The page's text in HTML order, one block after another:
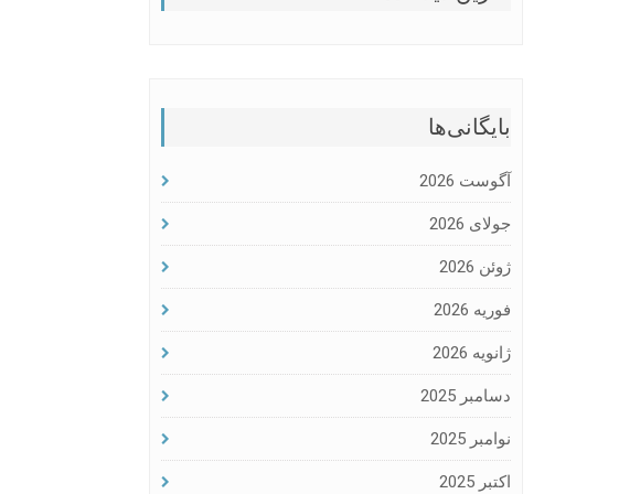
بایگانی‌ها
آگوست 2026
جولای 2026
ژوئن 2026
فوریه 2026
ژانویه 2026
دسامبر 2025
نوامبر 2025
اکتبر 2025